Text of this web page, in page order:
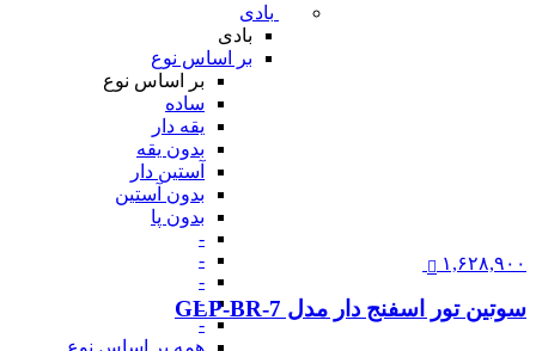
بادی
بادی
بر اساس نوع
بر اساس نوع
ساده
یقه دار
بدون یقه
آستین دار
بدون آستین
بدون پا
-
-
-
-
-
همه بر اساس نوع
۱,۶۲۸,۹۰۰
سوتین تور اسفنج دار مدل GLP-BR-7